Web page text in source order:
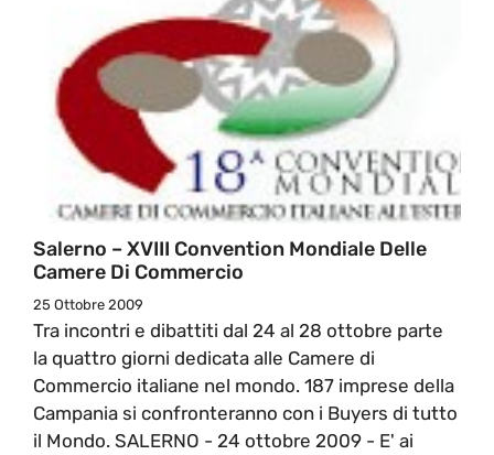
Salerno – XVIII Convention Mondiale Delle
Camere Di Commercio
25 Ottobre 2009
Tra incontri e dibattiti dal 24 al 28 ottobre parte
la quattro giorni dedicata alle Camere di
Commercio italiane nel mondo. 187 imprese della
Campania si confronteranno con i Buyers di tutto
il Mondo. SALERNO - 24 ottobre 2009 - E' ai